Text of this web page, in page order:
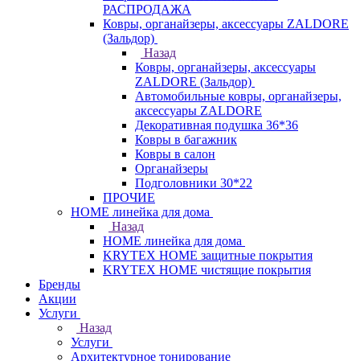
РАСПРОДАЖА
Ковры, органайзеры, аксессуары ZALDORE
(Зальдор)
Назад
Ковры, органайзеры, аксессуары
ZALDORE (Зальдор)
Автомобильные ковры, органайзеры,
аксессуары ZALDORE
Декоративная подушка 36*36
Ковры в багажник
Ковры в салон
Органайзеры
Подголовники 30*22
ПРОЧИЕ
HOME линейка для дома
Назад
HOME линейка для дома
KRYTEX HOME защитные покрытия
KRYTEX HOME чистящие покрытия
Бренды
Акции
Услуги
Назад
Услуги
Архитектурное тонирование